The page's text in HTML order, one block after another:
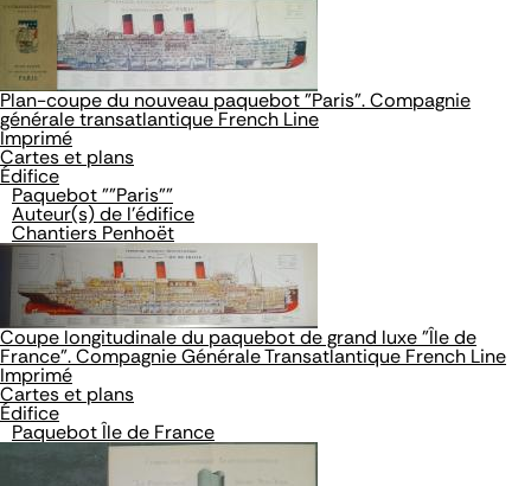
Plan-coupe du nouveau paquebot "Paris". Compagnie
générale transatlantique French Line
Imprimé
Cartes et plans
Édifice
Paquebot ""Paris""
Auteur(s) de l'édifice
Chantiers Penhoët
Coupe longitudinale du paquebot de grand luxe "Île de
France". Compagnie Générale Transatlantique French Line
Imprimé
Cartes et plans
Édifice
Paquebot Île de France